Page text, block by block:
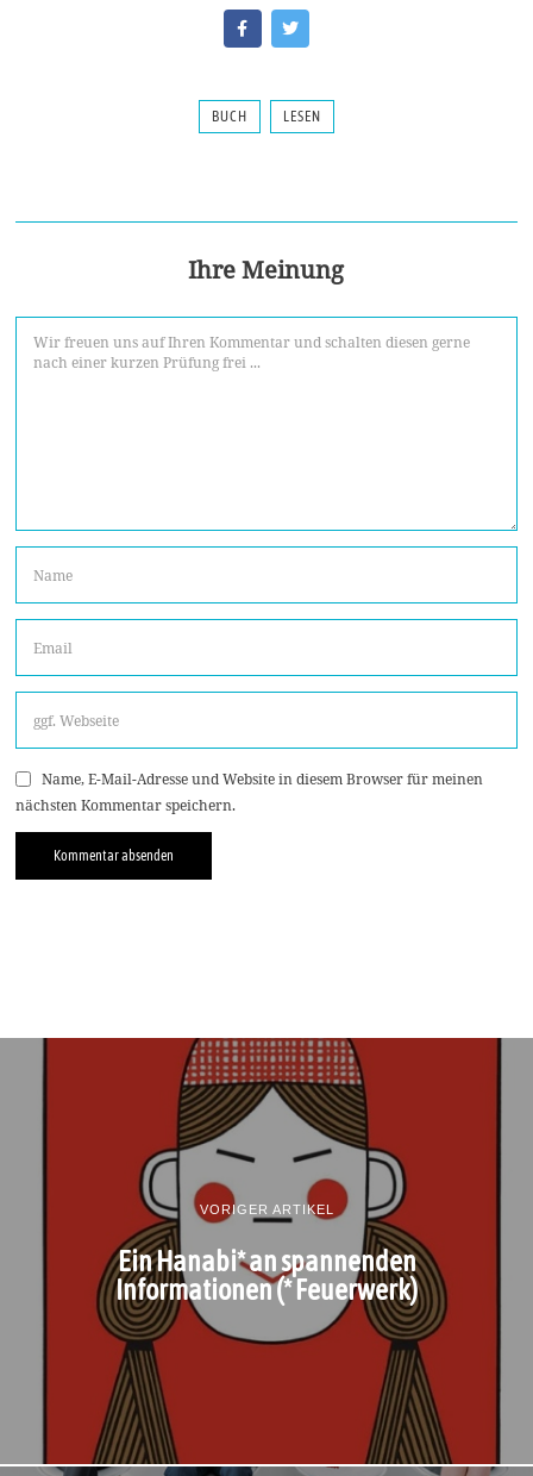
BUCH LESEN
Ihre Meinung
Name, E-Mail-Adresse und Website in diesem Browser für meinen
nächsten Kommentar speichern.
VORIGER ARTIKEL
Ein Hanabi* an spannenden
Informationen (* Feuerwerk)